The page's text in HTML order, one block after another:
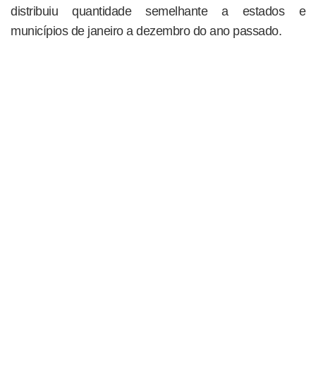
distribuiu quantidade semelhante a estados e
municípios de janeiro a dezembro do ano passado.